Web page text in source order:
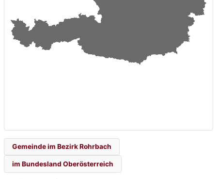
Gemeinde im Bezirk Rohrbach
im Bundesland Oberösterreich